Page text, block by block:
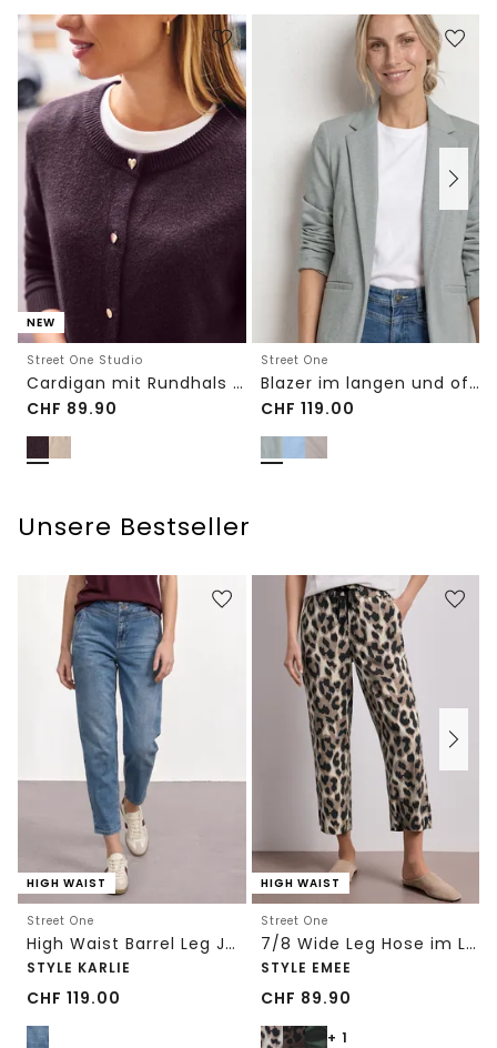
NEW
Street One Studio
Cardigan mit Rundhals und Knöpfen
CHF 89.90
Street One
Blazer im langen und offenen Schnitt
CHF 119.00
Unsere Bestseller
HIGH WAIST
Street One
High Waist Barrel Leg Jeans im Loose Fit
STYLE KARLIE
CHF 119.00
HIGH WAIST
Street One
7/8 Wide Leg Hose im Loose Fit mit Print
STYLE EMEE
CHF 89.90
+ 1